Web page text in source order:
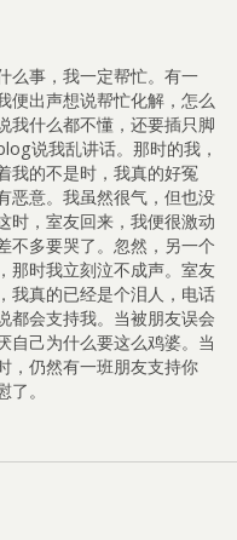
么事，我一定帮忙。有一
便出声想说帮忙化解，怎么
我什么都不懂，还要插只脚
说我乱讲话。那时的我，
我的不是时，我真的好冤
恶意。我虽然很气，但也没
时，室友回来，我便很激动
不多要哭了。忽然，另一个
那时我立刻泣不成声。室友
我真的已经是个泪人，电话
都会支持我。当被朋友误会
自己为什么要这么鸡婆。当
，仍然有一班朋友支持你
。